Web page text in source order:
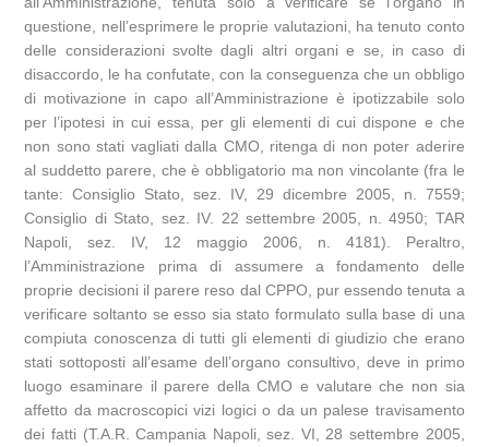
questione, nell’esprimere le proprie valutazioni, ha tenuto conto
delle considerazioni svolte dagli altri organi e se, in caso di
disaccordo, le ha confutate, con la conseguenza che un obbligo
di motivazione in capo all’Amministrazione è ipotizzabile solo
per l’ipotesi in cui essa, per gli elementi di cui dispone e che
non sono stati vagliati dalla CMO, ritenga di non poter aderire
al suddetto parere, che è obbligatorio ma non vincolante (fra le
tante: Consiglio Stato, sez. IV, 29 dicembre 2005, n. 7559;
Consiglio di Stato, sez. IV. 22 settembre 2005, n. 4950; TAR
Napoli, sez. IV, 12 maggio 2006, n. 4181). Peraltro,
l’Amministrazione prima di assumere a fondamento delle
proprie decisioni il parere reso dal CPPO, pur essendo tenuta a
verificare soltanto se esso sia stato formulato sulla base di una
compiuta conoscenza di tutti gli elementi di giudizio che erano
stati sottoposti all’esame dell’organo consultivo, deve in primo
luogo esaminare il parere della CMO e valutare che non sia
affetto da macroscopici vizi logici o da un palese travisamento
dei fatti (T.A.R. Campania Napoli, sez. VI, 28 settembre 2005,